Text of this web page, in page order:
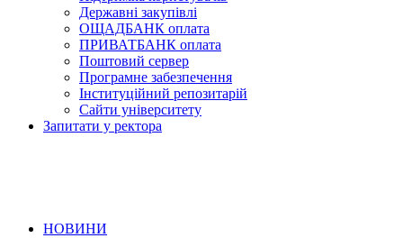
Державні закупівлі
ОЩАДБАНК оплата
ПРИВАТБАНК оплата
Поштовий сервер
Програмне забезпечення
Інституційний репозитарій
Сайти університету
Запитати у ректора
НОВИНИ